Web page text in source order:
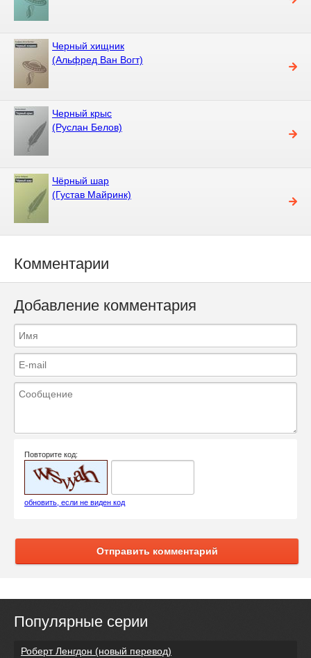
Черный хищник
(Альфред Ван Вогт)
Черный крыс
(Руслан Белов)
Чёрный шар
(Густав Майринк)
Комментарии
Добавление комментария
Повторите код:
обновить, если не виден код
Отправить комментарий
Популярные серии
Роберт Ленгдон (новый перевод)